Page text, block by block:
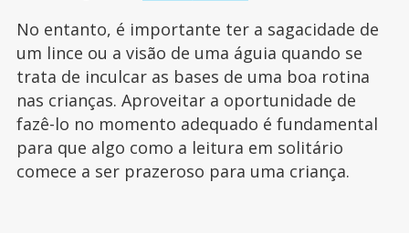
No entanto, é importante ter a sagacidade de
um lince ou a visão de uma águia quando se
trata de inculcar as bases de uma boa rotina
nas crianças. Aproveitar a oportunidade de
fazê-lo no momento adequado é fundamental
para que algo como a leitura em solitário
comece a ser prazeroso para uma criança.